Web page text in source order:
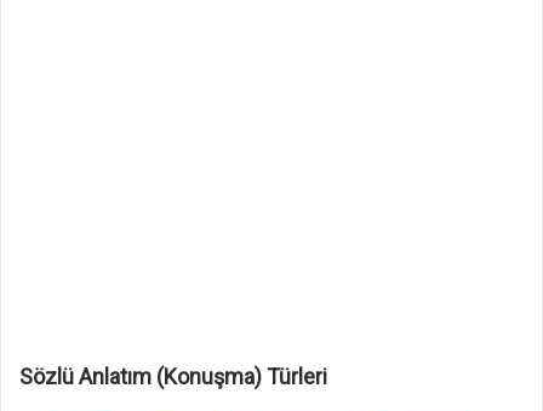
Sözlü Anlatım (Konuşma) Türleri